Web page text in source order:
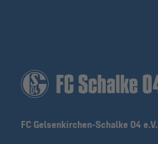
FC Gelsenkirchen-Schalke 04 e.V.